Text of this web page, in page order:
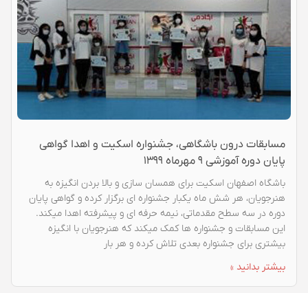
مسابقات درون باشگاهی، جشنواره اسکیت و اهدا گواهی
پایان دوره آموزشی ۹ مهرماه ۱۳۹۹
باشگاه اصفهان اسکیت برای همسان سازی و بالا بردن انگیزه به
هنرجویان، هر شش ماه یکبار جشنواره ای برگزار کرده و گواهی پایان
دوره در سه سطح مقدماتی، نیمه حرفه ای و پیشرفته اهدا میکند.
این مسابقات و جشنواره ها کمک میکند که هنرجویان با انگیزه
بیشتری برای جشنواره بعدی تلاش کرده و هر بار
بیشتر بدانید »